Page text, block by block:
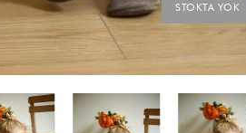
STOKTA YOK